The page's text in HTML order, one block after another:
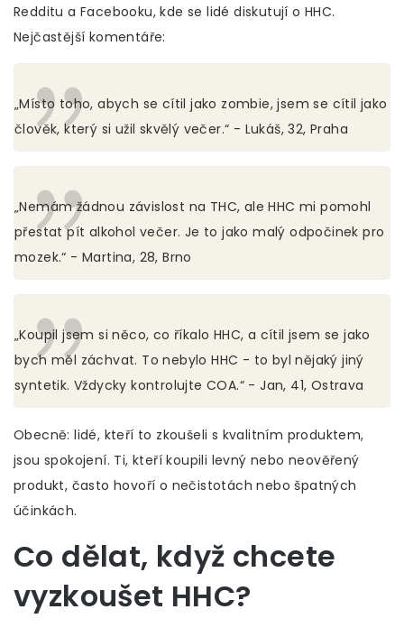
Redditu a Facebooku, kde se lidé diskutují o HHC.
Nejčastější komentáře:
„Místo toho, abych se cítil jako zombie, jsem se cítil jako
člověk, který si užil skvělý večer.“ - Lukáš, 32, Praha
„Nemám žádnou závislost na THC, ale HHC mi pomohl
přestat pít alkohol večer. Je to jako malý odpočinek pro
mozek.“ - Martina, 28, Brno
„Koupil jsem si něco, co říkalo HHC, a cítil jsem se jako
bych měl záchvat. To nebylo HHC - to byl nějaký jiný
syntetik. Vždycky kontrolujte COA.“ - Jan, 41, Ostrava
Obecně: lidé, kteří to zkoušeli s kvalitním produktem,
jsou spokojení. Ti, kteří koupili levný nebo neověřený
produkt, často hovoří o nečistotách nebo špatných
účinkách.
Co dělat, když chcete
vyzkoušet HHC?